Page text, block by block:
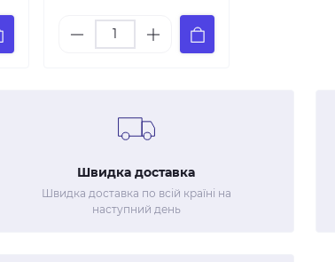
Швидка доставка
Швидка доставка по всій країні на
наступний день